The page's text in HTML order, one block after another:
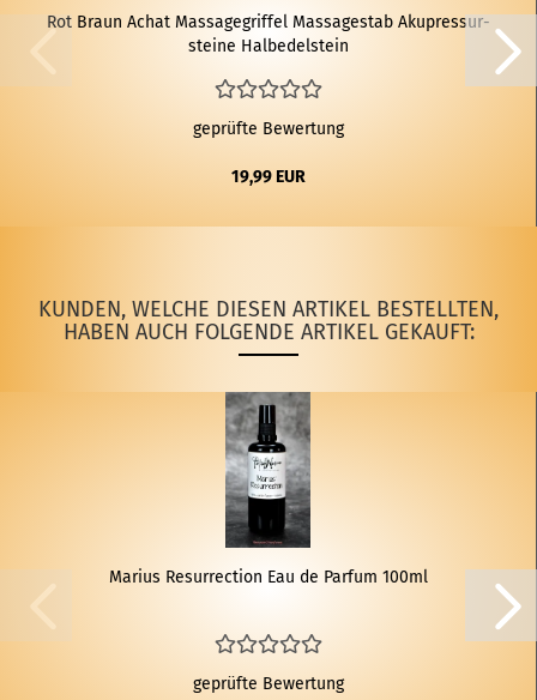
Rot Braun Achat Mas­sa­ge­grif­fel Mas­sa­ge­stab Aku­pres­sur­
stei­ne Halb­edel­stein
geprüfte Bewertung
19,99 EUR
KUNDEN, WELCHE DIESEN ARTIKEL BESTELLTEN,
HABEN AUCH FOLGENDE ARTIKEL GEKAUFT:
Ma­ri­us Re­sur­rec­tion Eau de Par­fum 100ml
geprüfte Bewertung